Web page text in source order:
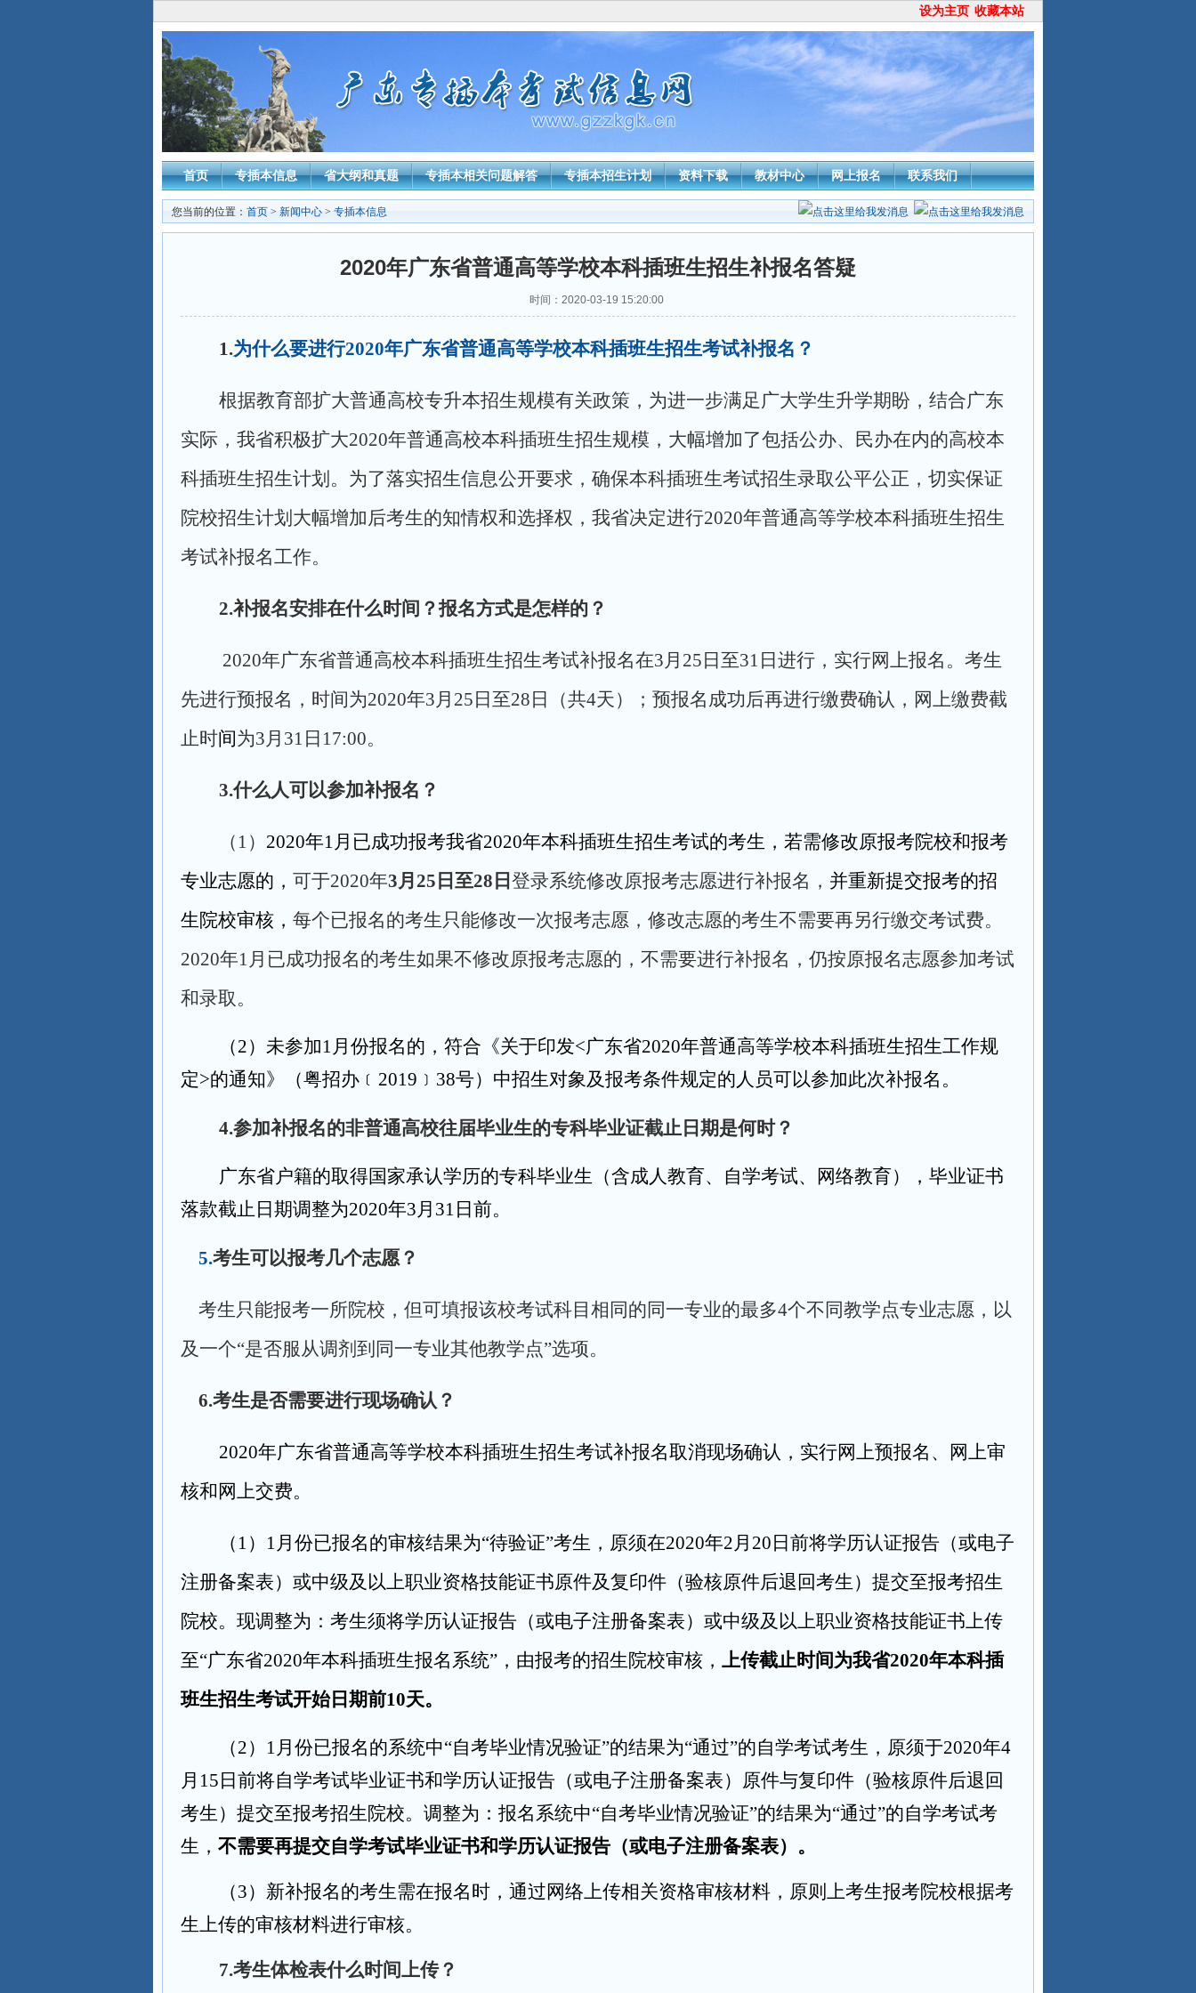
设为主页 收藏本站
首页 专插本信息 省大纲和真题 专插本相关问题解答 专插本招生计划 资料下载 教材中心 网上报名 联系我们
您当前的位置： 首页 > 新闻中心 > 专插本信息
2020年广东省普通高等学校本科插班生招生补报名答疑
时间：2020-03-19 15:20:00
1.为什么要进行2020年广东省普通高等学校本科插班生招生考试补报名？
根据教育部扩大普通高校专升本招生规模有关政策，为进一步满足广大学生升学期盼，结合广东
实际，我省积极扩大2020年普通高校本科插班生招生规模，大幅增加了包括公办、民办在内的高校本
科插班生招生计划。为了落实招生信息公开要求，确保本科插班生考试招生录取公平公正，切实保证
院校招生计划大幅增加后考生的知情权和选择权，我省决定进行2020年普通高等学校本科插班生招生
考试补报名工作。
2.补报名安排在什么时间？报名方式是怎样的？
2020年广东省普通高校本科插班生招生考试补报名在3月25日至31日进行，实行网上报名。考生
先进行预报名，时间为2020年3月25日至28日（共4天）；预报名成功后再进行缴费确认，网上缴费截
止时间为3月31日17:00。
3.什么人可以参加补报名？
（1） 2020年1月已成功报考我省2020年本科插班生招生考试的考生，若需修改原报考院校和报考
专业志愿的， 可于2020年3月25日至28日 登录系统修改原报考志愿进行补报名， 并重新提交报考的招
生院校审核， 每个已报名的考生只能修改一次报考志愿，修改志愿的考生不需要再另行缴交考试费。
2020年1月已成功报名的考生如果不修改原报考志愿的，不需要进行补报名，仍按原报名志愿参加考试
和录取。
（2）未参加1月份报名的，符合《关于印发<广东省2020年普通高等学校本科插班生招生工作规
定>的通知》（粤招办 ﹝ 2019 ﹞ 38号）中招生对象及报考条件规定的人员可以参加此次补报名。
4.参加补报名的非普通高校往届毕业生的专科毕业证截止日期是何时？
广东省户籍的取得国家承认学历的专科毕业生（含成人教育、自学考试、网络教育），毕业证书
落款截止日期调整为2020年3月31日前。
5.考生可以报考几个志愿？
考生只能报考一所院校，但可填报该校考试科目相同的同一专业的最多4个不同教学点专业志愿，以
及一个“是否服从调剂到同一专业其他教学点”选项。
6.考生是否需要进行现场确认？
2020年广东省普通高等学校本科插班生招生考试补报名取消现场确认，实行网上预报名、网上审
核和网上交费。
（1）1月份已报名的审核结果为“待验证”考生，原须在2020年2月20日前将学历认证报告（或电子
注册备案表）或中级及以上职业资格技能证书原件及复印件（验核原件后退回考生）提交至报考招生
院校。现调整为：考生须将学历认证报告（或电子注册备案表）或中级及以上职业资格技能证书上传
至“广东省2020年本科插班生报名系统”，由报考的招生院校审核， 上传截止时间为我省2020年本科插
班生招生考试开始日期前10天。
（2）1月份已报名的系统中“自考毕业情况验证”的结果为“通过”的自学考试考生，原须于2020年4
月15日前将自学考试毕业证书和学历认证报告（或电子注册备案表）原件与复印件（验核原件后退回
考生）提交至报考招生院校。调整为：报名系统中“自考毕业情况验证”的结果为“通过”的自学考试考
生， 不需要再提交自学考试毕业证书和学历认证报告（或电子注册备案表）。
（3）新补报名的考生需在报名时，通过网络上传相关资格审核材料，原则上考生报考院校根据考
生上传的审核材料进行审核。
7.考生体检表什么时间上传？